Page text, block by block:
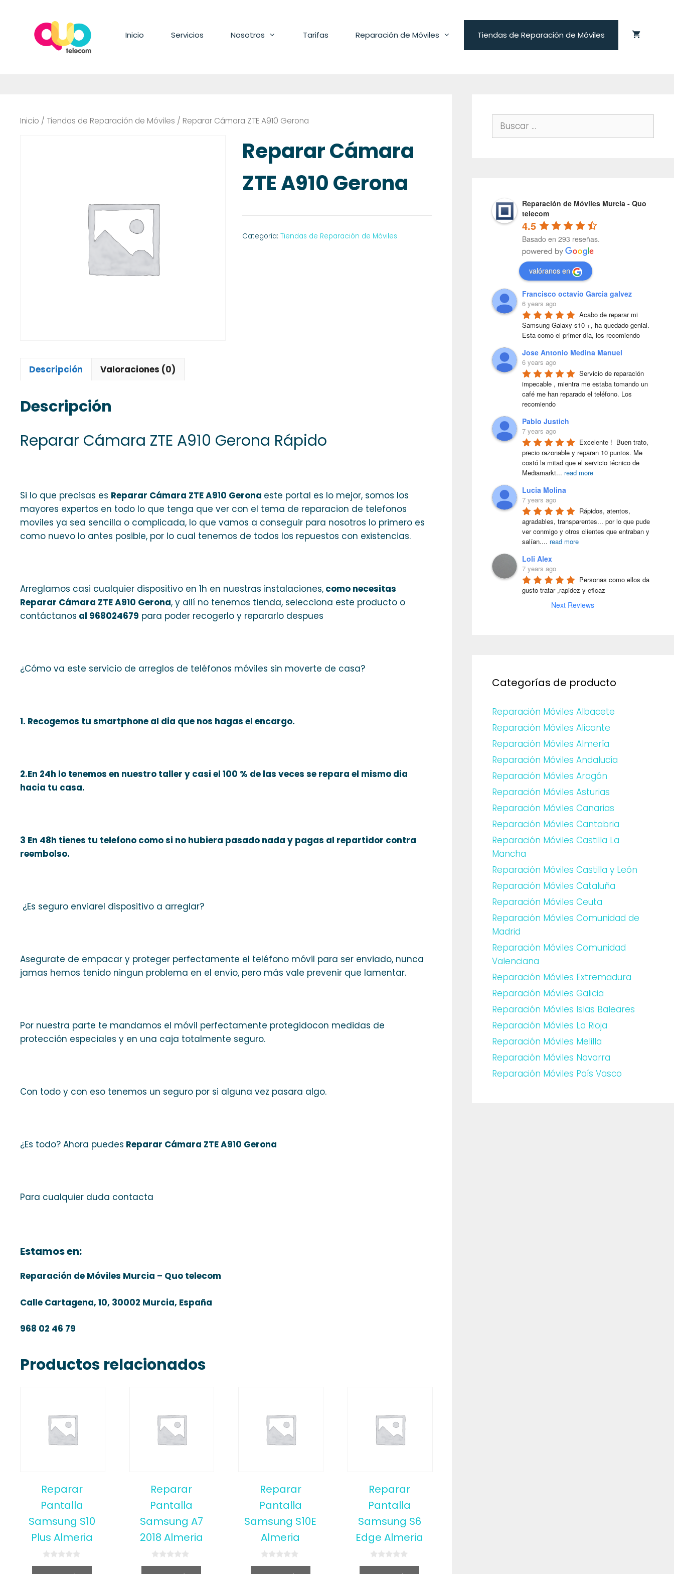
contenido
Inicio Servicios Nosotros Tarifas Reparación de Móviles Tiendas de Reparación de Móviles
Inicio / Tiendas de Reparación de Móviles / Reparar Cámara ZTE A910 Gerona
Reparar Cámara
ZTE A910 Gerona
Categoría:Tiendas de Reparación de Móviles
Descripción Valoraciones (0)
Descripción
Reparar Cámara ZTE A910 Gerona Rápido
Si lo que precisas es Reparar Cámara ZTE A910 Gerona este portal es lo mejor, somos los
mayores expertos en todo lo que tenga que ver con el tema de reparacion de telefonos
moviles ya sea sencilla o complicada, lo que vamos a conseguir para nosotros lo primero es
como nuevo lo antes posible, por lo cual tenemos de todos los repuestos con existencias.
Arreglamos casi cualquier dispositivo en 1h en nuestras instalaciones, como necesitas
Reparar Cámara ZTE A910 Gerona, y allí no tenemos tienda, selecciona este producto o
contáctanos al 968024679 para poder recogerlo y repararlo despues
¿Cómo va este servicio de arreglos de teléfonos móviles sin moverte de casa?
1. Recogemos tu smartphone al dia que nos hagas el encargo.
2.En 24h lo tenemos en nuestro taller y casi el 100 % de las veces se repara el mismo dia
hacia tu casa.
3 En 48h tienes tu telefono como si no hubiera pasado nada y pagas al repartidor contra
reembolso.
¿Es seguro enviarel dispositivo a arreglar?
Asegurate de empacar y proteger perfectamente el teléfono móvil para ser enviado, nunca
jamas hemos tenido ningun problema en el envio, pero más vale prevenir que lamentar.
Por nuestra parte te mandamos el móvil perfectamente protegidocon medidas de
protección especiales y en una caja totalmente seguro.
Con todo y con eso tenemos un seguro por si alguna vez pasara algo.
¿Es todo? Ahora puedes Reparar Cámara ZTE A910 Gerona
Para cualquier duda contacta
Estamos en:
Reparación de Móviles Murcia – Quo telecom
Calle Cartagena, 10, 30002 Murcia, España
968 02 46 79
Productos relacionados
Reparar
Pantalla
Samsung S10
Plus Almeria
0
Reparar
Pantalla
Samsung A7
2018 Almeria
0
Reparar
Pantalla
Samsung S10E
Almeria
0
Reparar
Pantalla
Samsung S6
Edge Almeria
0
Buscar:
Reparación de Móviles Murcia - Quo
telecom
4.5
Basado en 293 reseñas.
valóranos en
Francisco octavio Garcia galvez
6 years ago
Acabo de reparar mi
Samsung Galaxy s10 +, ha quedado genial.
Esta como el primer día, los recomiendo
Jose Antonio Medina Manuel
6 years ago
Servicio de reparación
impecable , mientra me estaba tomando un
café me han reparado el teléfono. Los
recomiendo
Pablo Justich
7 years ago
Excelente !  Buen trato,
precio razonable y reparan 10 puntos. Me
costó la mitad que el servicio técnico de
Mediamarkt... read more
Lucia Molina
7 years ago
Rápidos, atentos,
agradables, transparentes... por lo que pude
ver conmigo y otros clientes que entraban y
salían.... read more
Loli Alex
7 years ago
Personas como ellos da
gusto tratar ,rapidez y eficaz
Next Reviews
Categorías de producto
Reparación Móviles Albacete
Reparación Móviles Alicante
Reparación Móviles Almería
Reparación Móviles Andalucía
Reparación Móviles Aragón
Reparación Móviles Asturias
Reparación Móviles Canarias
Reparación Móviles Cantabria
Reparación Móviles Castilla La
Mancha
Reparación Móviles Castilla y León
Reparación Móviles Cataluña
Reparación Móviles Ceuta
Reparación Móviles Comunidad de
Madrid
Reparación Móviles Comunidad
Valenciana
Reparación Móviles Extremadura
Reparación Móviles Galicia
Reparación Móviles Islas Baleares
Reparación Móviles La Rioja
Reparación Móviles Melilla
Reparación Móviles Navarra
Reparación Móviles País Vasco